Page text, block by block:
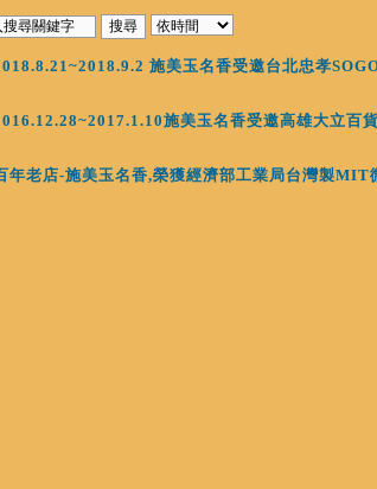
施美玉名香受邀台北忠孝
施美玉名香受邀高雄大立百
年老店-施美玉名香,榮獲經濟部工業局台灣製MIT